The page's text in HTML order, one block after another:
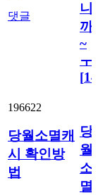
댓글
니
까
~
ㅜ
[14
196622
당월소멸캐
시 확인방
법
당
월
소
멸